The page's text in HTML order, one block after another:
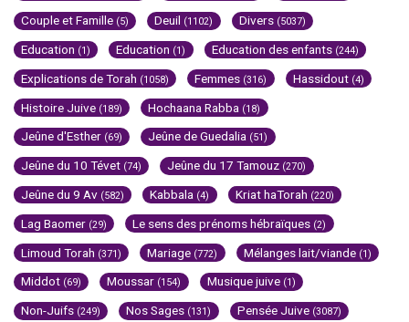
Couple et Famille (5) Deuil (1102) Divers (5037)
Education (1) Education (1) Education des enfants (244)
Explications de Torah (1058) Femmes (316) Hassidout (4)
Histoire Juive (189) Hochaana Rabba (18)
Jeûne d'Esther (69) Jeûne de Guedalia (51)
Jeûne du 10 Tévet (74) Jeûne du 17 Tamouz (270)
Jeûne du 9 Av (582) Kabbala (4) Kriat haTorah (220)
Lag Baomer (29) Le sens des prénoms hébraïques (2)
Limoud Torah (371) Mariage (772) Mélanges lait/viande (1)
Middot (69) Moussar (154) Musique juive (1)
Non-Juifs (249) Nos Sages (131) Pensée Juive (3087)